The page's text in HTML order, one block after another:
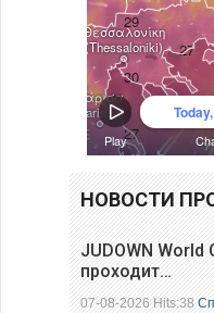
НОВОСТИ
JUDOWN World
проходит…
07-08-2026 Hits:38